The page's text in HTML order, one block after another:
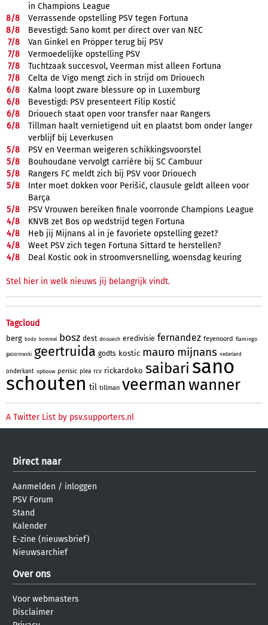
in Champions League
8/8
Verrassende opstelling PSV tegen Fortuna
8/8
Bevestigd: Sano komt per direct over van NEC
7/8
Van Ginkel en Pröpper terug bij PSV
7/8
Vermoedelijke opstelling PSV
7/8
Tuchtzaak succesvol, Veerman mist alleen Fortuna
7/8
Celta de Vigo mengt zich in strijd om Driouech
6/8
Kalma loopt zware blessure op in Luxemburg
6/8
Bevestigd: PSV presenteert Filip Kostić
6/8
Driouech staat open voor transfer naar Rangers
6/8
Tillman haalt vernietigend uit en plaatst bom onder langer
verblijf bij Leverkusen
5/8
PSV en Veerman weigeren schikkingsvoorstel
5/8
Bouhoudane vervolgt carrière bij SC Cambuur
5/8
Rangers FC meldt zich bij PSV voor Driouech
5/8
Inter moet dokken voor Perišić, clausule geldt alleen voor
Barça
5/8
PSV Vrouwen bereiken finale voorronde Champions League
4/8
KNVB zet Bos op wedstrijd tegen Fortuna
4/8
Heb jij Mijnans al in je favoriete opstelling gezet?
4/8
Weet PSV zich tegen Fortuna Sittard te herstellen?
4/8 Deal Kostic ook in stroomversnelling, woensdag keuring
Stel hier in welk nieuws jij belangrijk vindt.
Tagcloud
berg bodo bommel bosz dest driouech eredivisie fernandez feyenoord flamingo
gasiorowski geertruida godts kostic mauro mijnans nederland
onderkant opbouw perisic plea rcv rickardoko saibari sano
schouten til tillman veermanwanner
A Twitter List by psv.supporters.nl
Direct naar
Aanmelden / inloggen
PSV Forum
Stand
Kalender
E-zine (nieuwsbrief)
Nieuwsarchief
Over ons
Voor webmasters
Disclaimer